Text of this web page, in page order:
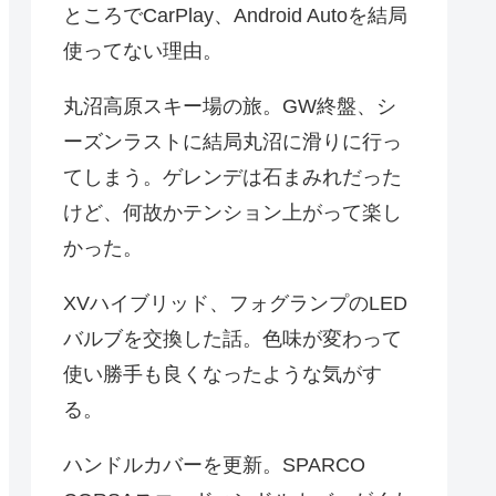
ところでCarPlay、Android Autoを結局
使ってない理由。
丸沼高原スキー場の旅。GW終盤、シ
ーズンラストに結局丸沼に滑りに行っ
てしまう。ゲレンデは石まみれだった
けど、何故かテンション上がって楽し
かった。
XVハイブリッド、フォグランプのLED
バルブを交換した話。色味が変わって
使い勝手も良くなったような気がす
る。
ハンドルカバーを更新。SPARCO